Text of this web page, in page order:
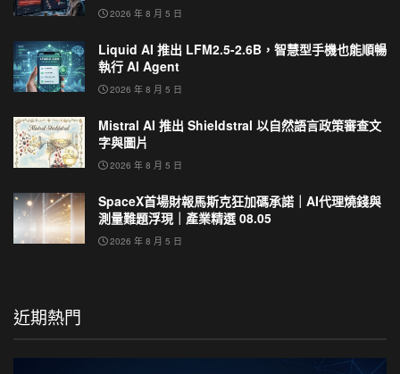
2026 年 8 月 5 日
Liquid AI 推出 LFM2.5-2.6B，智慧型手機也能順暢
執行 AI Agent
2026 年 8 月 5 日
Mistral AI 推出 Shieldstral 以自然語言政策審查文
字與圖片
2026 年 8 月 5 日
SpaceX首場財報馬斯克狂加碼承諾｜AI代理燒錢與
測量難題浮現｜產業精選 08.05
2026 年 8 月 5 日
近期熱門